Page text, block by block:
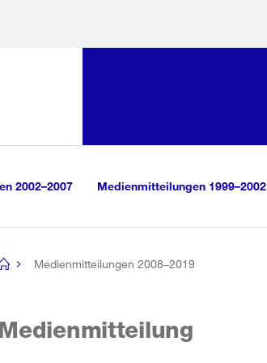
2002–2007 Medienmitteilungen 1999–2002
Medienmitteilungen 2008–2019